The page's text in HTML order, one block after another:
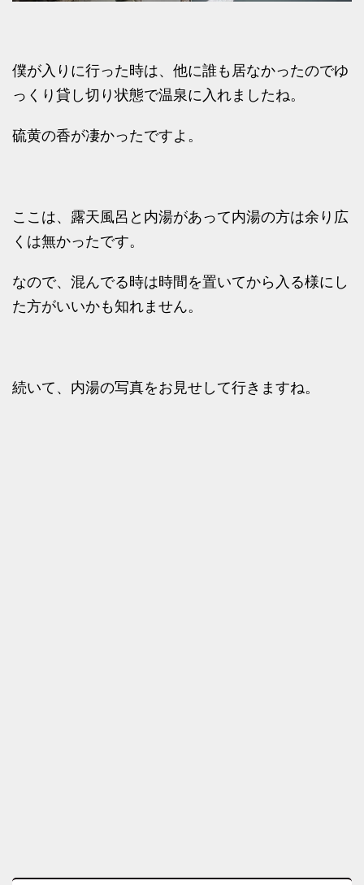
僕が入りに行った時は、他に誰も居なかったのでゆ
っくり貸し切り状態で温泉に入れましたね。
硫黄の香が凄かったですよ。
ここは、露天風呂と内湯があって内湯の方は余り広
くは無かったです。
なので、混んでる時は時間を置いてから入る様にし
た方がいいかも知れません。
続いて、内湯の写真をお見せして行きますね。